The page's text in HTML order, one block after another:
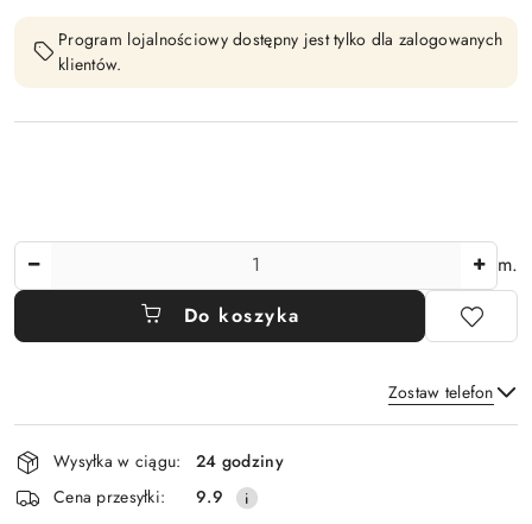
Program lojalnościowy dostępny jest tylko dla zalogowanych
klientów.
m.
Do koszyka
Zostaw telefon
Wyślij
Dostępność
i
dostawa
Wysyłka w ciągu:
24 godziny
Cena przesyłki:
9.9